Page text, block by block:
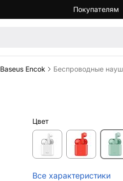
Покупателям
Baseus Encok Беспроводные
Цвет
Все характеристики